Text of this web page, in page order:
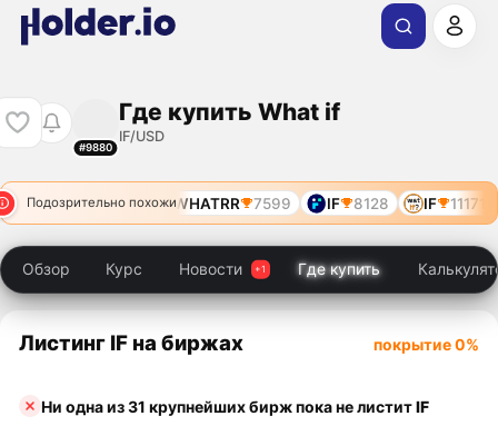
#9880
Где купить What if
IF/USD
Подозрительно похожиWHATRR 7599 IF 8128 IF 11171
Обзор Курс Новости Где купить
Листинг IF на биржах покрытие 0%
Ни одна из 31 крупнейших бирж пока не листитIF